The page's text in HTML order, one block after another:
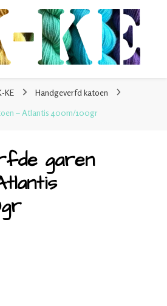
sokkenwol
KE
Handgeverfd katoen
– Atlantis 400m/100gr
garen